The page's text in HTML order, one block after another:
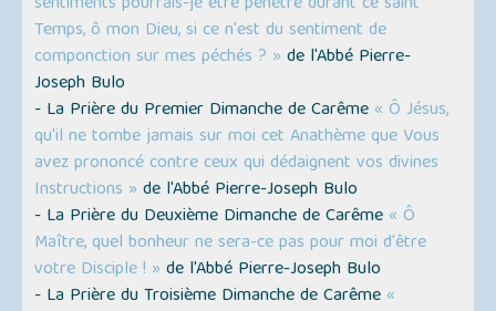
Temps, ô mon Dieu, si ce n'est du sentiment de
componction sur mes péchés ? » de l'Abbé Pierre-
Joseph Bulo
- La Prière du Premier Dimanche de Carême « Ô Jésus,
qu'il ne tombe jamais sur moi cet Anathème que Vous
avez prononcé contre ceux qui dédaignent vos divines
Instructions » de l'Abbé Pierre-Joseph Bulo
- La Prière du Deuxième Dimanche de Carême « Ô
Maître, quel bonheur ne sera-ce pas pour moi d'être
votre Disciple ! » de l'Abbé Pierre-Joseph Bulo
- La Prière du Troisième Dimanche de Carême «